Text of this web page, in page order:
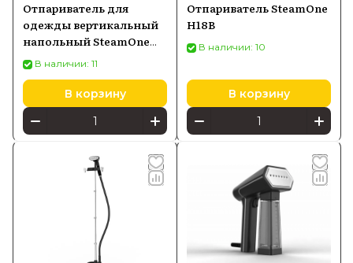
Отпариватель для
одежды вертикальный
напольный SteamOne
EUH2020W 1,2 л, белый
В наличии: 11
В корзину
Отпариватель SteamOne
H18B
В наличии: 10
В корзину